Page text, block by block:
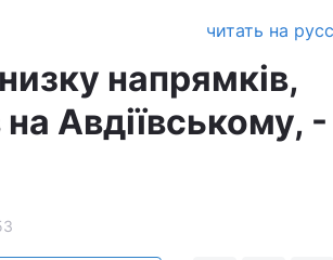
читать на
напрямків,
Авдіївському, -